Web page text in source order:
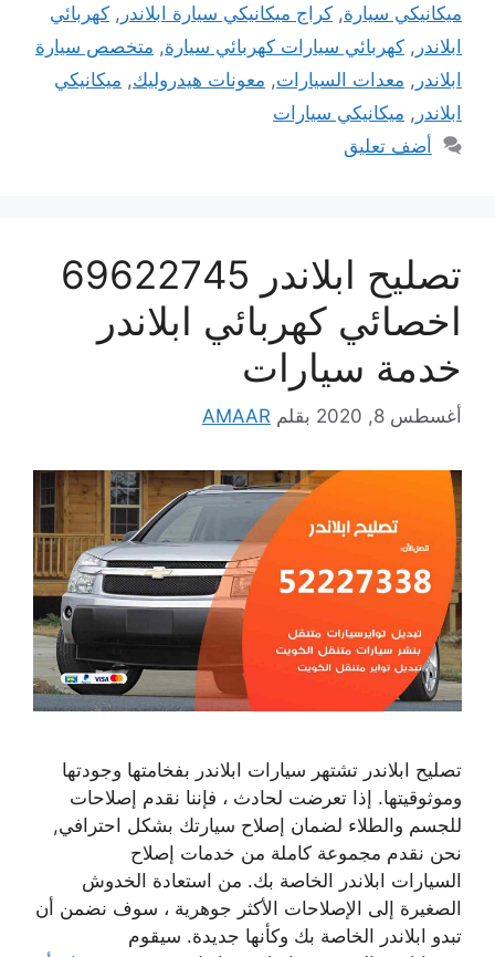
ميكانيكي سيارة, كراج ميكانيكي سيارة ابلاندر , كهربائي
ابلاندر , كهربائي سيارات كهربائي سيارة, متخصص سيارة
ابلاندر , معدات السيارات, معونات هيدروليك, ميكانيكي
ابلاندر , ميكانيكي سيارات
أضف تعليق
تصليح ابلاندر 69622745
اخصائي كهربائي ابلاندر
خدمة سيارات
أغسطس 8, 2020 بقلم AMAAR
تصليح ابلاندر تشتهر سيارات ابلاندر بفخامتها وجودتها
وموثوقيتها. إذا تعرضت لحادث ، فإننا نقدم إصلاحات
للجسم والطلاء لضمان إصلاح سيارتك بشكل احترافي,
نحن نقدم مجموعة كاملة من خدمات إصلاح
السيارات ابلاندر الخاصة بك. من استعادة الخدوش
الصغيرة إلى الإصلاحات الأكثر جوهرية ، سوف نضمن أن
تبدو ابلاندر الخاصة بك وكأنها جديدة. سيقوم